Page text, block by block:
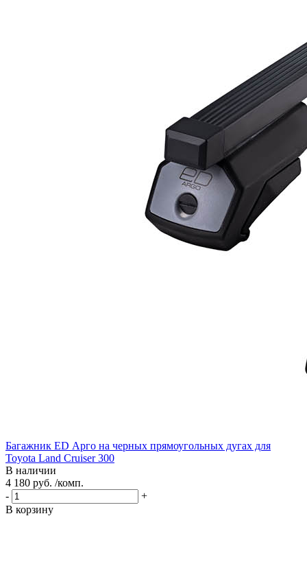
Багажник ED Арго на черных прямоугольных дугах для
Toyota Land Cruiser 300
В наличии
4 180 руб. /комп.
-
+
В корзину